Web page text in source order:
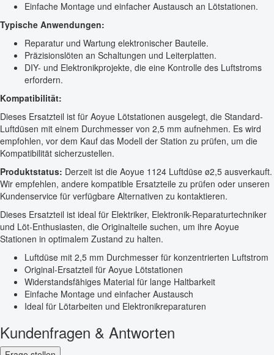
Einfache Montage und einfacher Austausch an Lötstationen.
Typische Anwendungen:
Reparatur und Wartung elektronischer Bauteile.
Präzisionslöten an Schaltungen und Leiterplatten.
DIY- und Elektronikprojekte, die eine Kontrolle des Luftstroms
erfordern.
Kompatibilität:
Dieses Ersatzteil ist für Aoyue Lötstationen ausgelegt, die Standard-
Luftdüsen mit einem Durchmesser von 2,5 mm aufnehmen. Es wird
empfohlen, vor dem Kauf das Modell der Station zu prüfen, um die
Kompatibilität sicherzustellen.
Produktstatus: Derzeit ist die Aoyue 1124 Luftdüse ø2,5 ausverkauft.
Wir empfehlen, andere kompatible Ersatzteile zu prüfen oder unseren
Kundenservice für verfügbare Alternativen zu kontaktieren.
Dieses Ersatzteil ist ideal für Elektriker, Elektronik-Reparaturtechniker
und Löt-Enthusiasten, die Originalteile suchen, um ihre Aoyue
Stationen in optimalem Zustand zu halten.
Luftdüse mit 2,5 mm Durchmesser für konzentrierten Luftstrom
Original-Ersatzteil für Aoyue Lötstationen
Widerstandsfähiges Material für lange Haltbarkeit
Einfache Montage und einfacher Austausch
Ideal für Lötarbeiten und Elektronikreparaturen
Kundenfragen & Antworten